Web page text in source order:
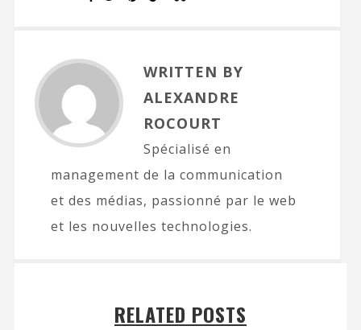
WRITTEN BY
ALEXANDRE
ROCOURT
Spécialisé en
management de la communication
et des médias, passionné par le web
et les nouvelles technologies.
RELATED POSTS